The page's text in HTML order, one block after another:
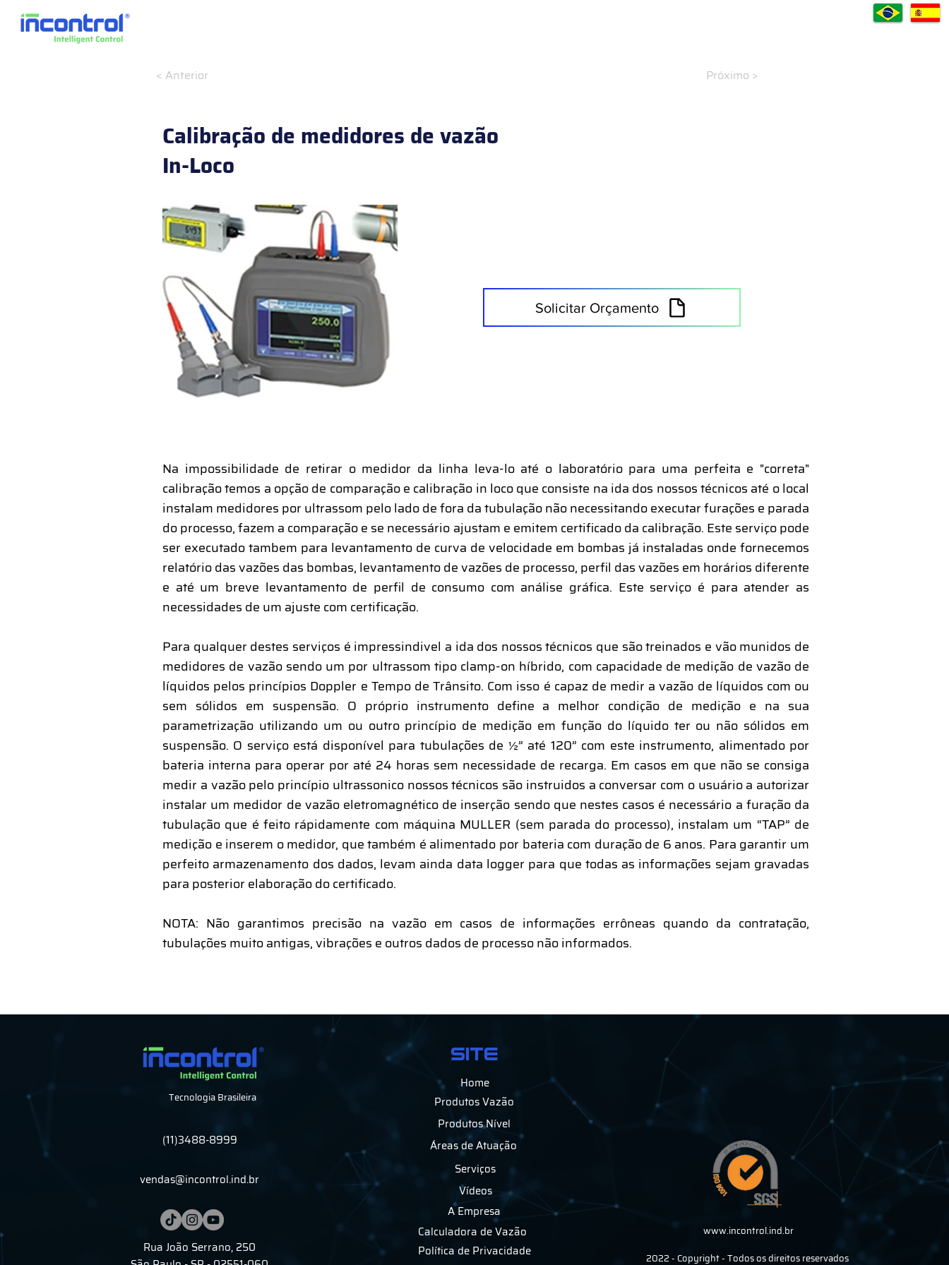
< Anterior Próximo >
Calibração de medidores de vazão
In-Loco
Solicitar Orçamento
Na impossibilidade de retirar o medidor da linha leva-lo até o laboratório para uma perfeita e "correta"
calibração temos a opção de comparação e calibração in loco que consiste na ida dos nossos técnicos até o local
instalam medidores por ultrassom pelo lado de fora da tubulação não necessitando executar furações e parada
do processo, fazem a comparação e se necessário ajustam e emitem certificado da calibração. Este serviço pode
ser executado tambem para levantamento de curva de velocidade em bombas já instaladas onde fornecemos
relatório das vazões das bombas, levantamento de vazões de processo, perfil das vazões em horários diferente
e até um breve levantamento de perfil de consumo com análise gráfica. Este serviço é para atender as
necessidades de um ajuste com certificação.
Para qualquer destes serviços é impressindivel a ida dos nossos técnicos que são treinados e vão munidos de
medidores de vazão sendo um por ultrassom tipo clamp-on híbrido, com capacidade de medição de vazão de
líquidos pelos princípios Doppler e Tempo de Trânsito. Com isso é capaz de medir a vazão de líquidos com ou
sem sólidos em suspensão. O próprio instrumento define a melhor condição de medição e na sua
parametrização utilizando um ou outro princípio de medição em função do líquido ter ou não sólidos em
suspensão. O serviço está disponível para tubulações de ½” até 120” com este instrumento, alimentado por
bateria interna para operar por até 24 horas sem necessidade de recarga. Em casos em que não se consiga
medir a vazão pelo princípio ultrassonico nossos técnicos são instruidos a conversar com o usuário a autorizar
instalar um medidor de vazão eletromagnético de inserção sendo que nestes casos é necessário a furação da
tubulação que é feito rápidamente com máquina MULLER (sem parada do processo), instalam um “TAP” de
medição e inserem o medidor, que também é alimentado por bateria com duração de 6 anos. Para garantir um
perfeito armazenamento dos dados, levam ainda data logger para que todas as informações sejam gravadas
para posterior elaboração do certificado.
NOTA: Não garantimos precisão na vazão em casos de informações errôneas quando da contratação,
tubulações muito antigas, vibrações e outros dados de processo não informados.
Tecnologia Brasileira
(11)3488-8999
vendas@incontrol.ind.br
Rua João Serrano, 250
SITE
Home
Produtos Vazão
Produtos Nível
Áreas de Atuação
Serviços
Vídeos
A Empresa
Política de Privacidade
www.incontrol.ind.br
2022 - Copyright - Todos os direitos reservados
Calculadora de Vazão